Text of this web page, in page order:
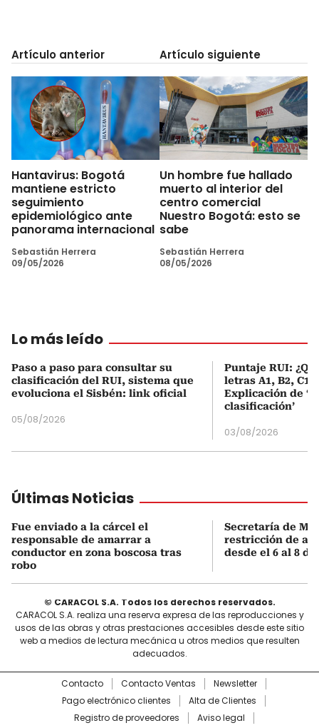
Artículo anterior
Hantavirus: Bogotá
mantiene estricto
seguimiento
epidemiológico ante
panorama internacional
Sebastián Herrera
09/05/2026
Artículo siguiente
Un hombre fue hallado
muerto al interior del
centro comercial
Nuestro Bogotá: esto se
sabe
Sebastián Herrera
08/05/2026
Lo más leído
Paso a paso para consultar su
clasificación del RUI, sistema que
evoluciona el Sisbén: link oficial
05/08/2026
Puntaje RUI:
letras A1, B2, C1
Explicación de
clasificación’
03/08/2026
Últimas Noticias
Fue enviado a la cárcel el
responsable de amarrar a
conductor en zona boscosa tras
robo
Secretaría de
restricción de
desde el 6 al 8
© CARACOL S.A. Todos los derechos reservados.
CARACOL S.A. realiza una reserva expresa de las reproducciones y
usos de las obras y otras prestaciones accesibles desde este sitio
web a medios de lectura mecánica u otros medios que resulten
adecuados.
Contacto Contacto Ventas
Newsletter
Pago electrónico clientes
Alta de Clientes
Registro de proveedores
Aviso legal